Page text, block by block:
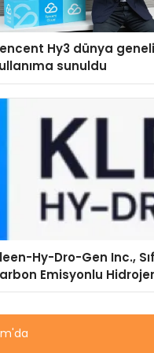
Hy3 dünya
sunuldu
Hy-Dro-Gen Inc.,
Emisyonlu
Teknolojisinde ISO
Aldı